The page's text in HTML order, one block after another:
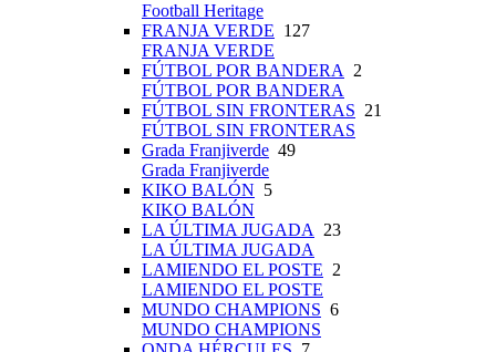
Football Heritage
FRANJA VERDE 127
FRANJA VERDE
FÚTBOL POR BANDERA 2
FÚTBOL POR BANDERA
FÚTBOL SIN FRONTERAS 21
FÚTBOL SIN FRONTERAS
Grada Franjiverde 49
Grada Franjiverde
KIKO BALÓN 5
KIKO BALÓN
LA ÚLTIMA JUGADA 23
LA ÚLTIMA JUGADA
LAMIENDO EL POSTE 2
LAMIENDO EL POSTE
MUNDO CHAMPIONS 6
MUNDO CHAMPIONS